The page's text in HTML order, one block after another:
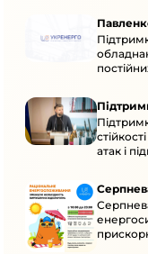
атак і